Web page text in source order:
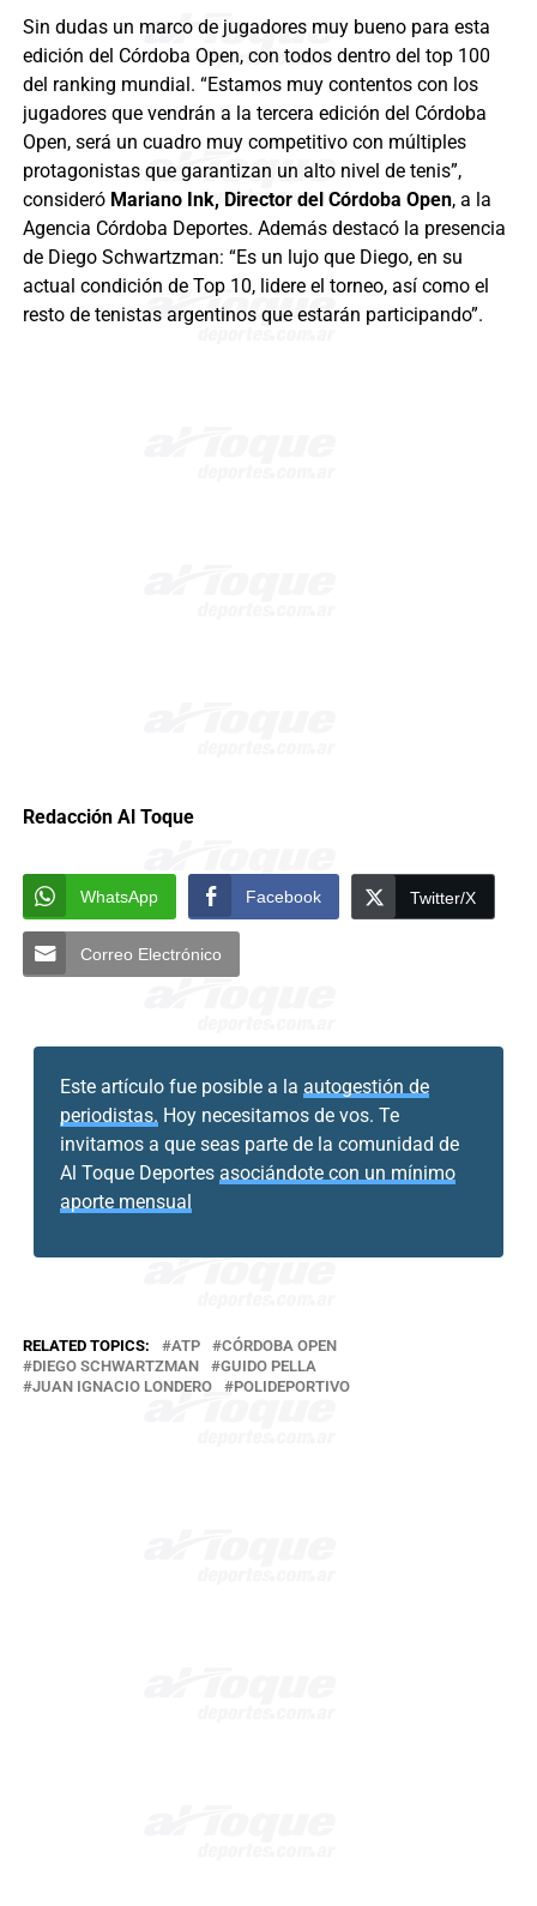
Sin dudas un marco de jugadores muy bueno para esta
edición del Córdoba Open, con todos dentro del top 100
del ranking mundial. “Estamos muy contentos con los
jugadores que vendrán a la tercera edición del Córdoba
Open, será un cuadro muy competitivo con múltiples
protagonistas que garantizan un alto nivel de tenis”,
consideró Mariano Ink, Director del Córdoba Open, a la
Agencia Córdoba Deportes. Además destacó la presencia
de Diego Schwartzman: “Es un lujo que Diego, en su
actual condición de Top 10, lidere el torneo, así como el
resto de tenistas argentinos que estarán participando”.
Redacción Al Toque
WhatsApp Facebook Twitter/X
Correo Electrónico
Este artículo fue posible a la autogestión de
periodistas. Hoy necesitamos de vos. Te
invitamos a que seas parte de la comunidad de
Al Toque Deportes asociándote con un mínimo
aporte mensual
RELATED TOPICS: ATP
CÓRDOBA OPEN
DIEGO SCHWARTZMAN
GUIDO PELLA
JUAN IGNACIO LONDERO
POLIDEPORTIVO